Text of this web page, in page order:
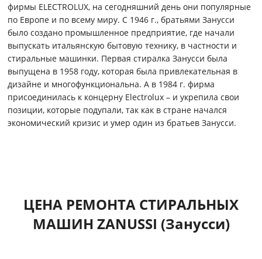
фирмы ELECTROLUX, на сегодняшний день они популярные
по Европе и по всему миру. С 1946 г., братьями Занусси
было создано промышленное предприятие, где начали
выпускать итальянскую бытовую технику, в частности и
стиральные машинки. Первая стиралка Занусси была
выпущена в 1958 году, которая была привлекательная в
дизайне и многофункциональна. А в 1984 г. фирма
присоединилась к концерну Electrolux – и укрепила свои
позиции, которые подупали, так как в стране начался
экономический кризис и умер один из братьев Занусси.
ЦЕНА РЕМОНТА СТИРАЛЬНЫХ
МАШИН ZANUSSI (Занусси)